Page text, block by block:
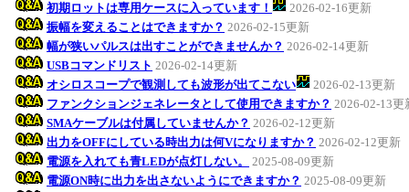
初期ロットは専用ケースに入っています！
2026-02-16更新
振幅を変えることはできますか？ 2026-02-15更新
幅が狭いパルスは出すことができませんか？ 2026-02-14更新
USBコマンドリスト 2026-02-14更新
オシロスコープで観測しても波形が出てこない
2026-02-13更新
ファンクションジェネレータとして使用できますか？ 2026-02-13更
SMAケーブルは付属していませんか？ 2026-02-12更新
出力をOFFにしている時出力は何Vになりますか？ 2026-02-12更新
電源を入れても青LEDが点灯しない。
2025-08-09更新
電源ON時に出力を出さないようにできますか？ 2025-08-09更新